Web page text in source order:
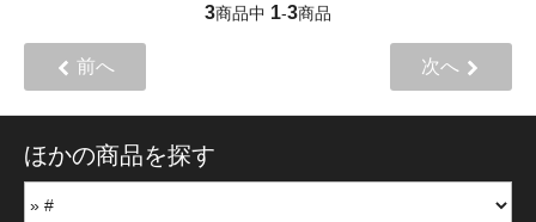
3商品中 1-3商品
前へ 次へ
ほかの商品を探す